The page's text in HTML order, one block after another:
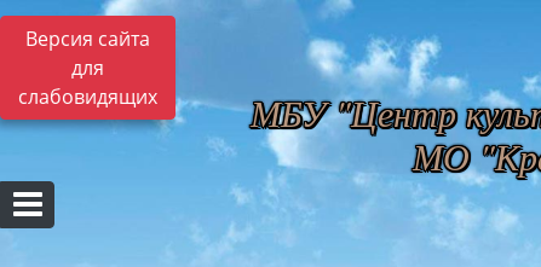
Версия сайта
для
слабовидящих
МБУ "Центр
МО